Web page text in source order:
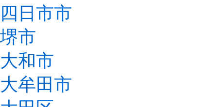
四日市市
堺市
大和市
大牟田市